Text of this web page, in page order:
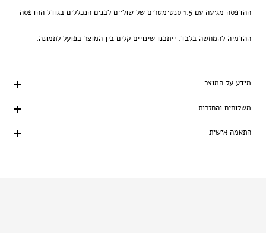
ההדפסה מגיעה עם 1.5 סנטימטרים של שוליים לבנים הנכללים בגודל ההדפסה
ההדמיה להמחשה בלבד. ייתכנו שינויים קלים בין המוצר בפועל לתמונה.
מידע על המוצר
משלוחים והחזרות
התאמה אישית